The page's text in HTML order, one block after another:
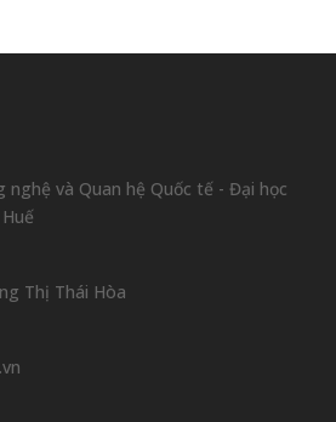
nghệ và Quan hệ Quốc tế - Đại học
Thị Thái Hòa